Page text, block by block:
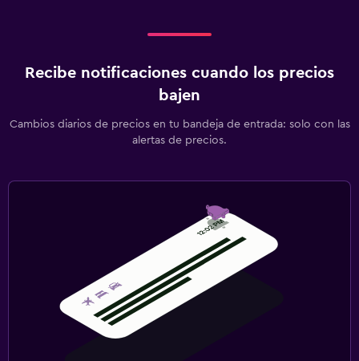
Recibe notificaciones cuando los precios
bajen
Cambios diarios de precios en tu bandeja de entrada: solo con las
alertas de precios.